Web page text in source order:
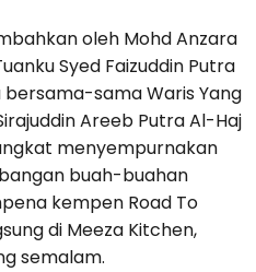
oleh Mohd Anzara
Syed Faizuddin Putra
sama Waris Yang
Areeb Putra Al-Haj
menyempurnakan
buah-buahan
kempen Road To
di Meeza Kitchen,
semalam.